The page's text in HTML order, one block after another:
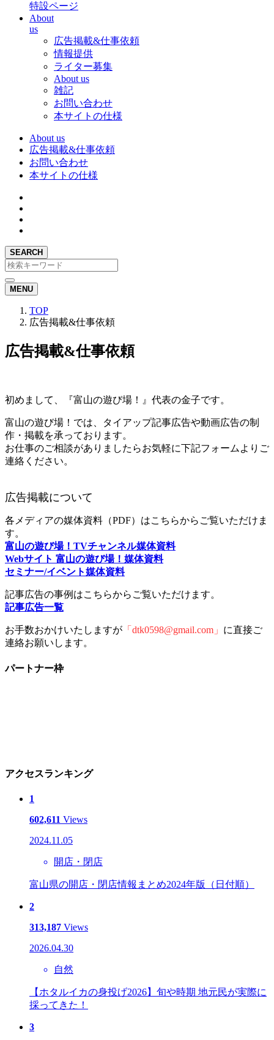
特設ページ
About
us
広告掲載&仕事依頼
情報提供
ライター募集
About us
雑記
お問い合わせ
本サイトの仕様
About us
広告掲載&仕事依頼
お問い合わせ
本サイトの仕様
SEARCH
MENU
TOP
広告掲載&仕事依頼
広告掲載&仕事依頼
初めまして、『富山の遊び場！』代表の金子です。
富山の遊び場！では、タイアップ記事広告や動画広告の制
作・掲載を承っております。
お仕事のご相談がありましたらお気軽に下記フォームよりご
連絡ください。
広告掲載について
各メディアの媒体資料（PDF）はこちらからご覧いただけま
す。
富山の遊び場！TVチャンネル媒体資料
Webサイト 富山の遊び場！媒体資料
セミナー/イベント媒体資料
記事広告の事例はこちらからご覧いただけます。
記事広告一覧
お手数おかけいたしますが 「dtk0598@gmail.com」 に直接ご
連絡お願いします。
パートナー枠
アクセスランキング
1
602,611 Views
2024.11.05
開店・閉店
富山県の開店・閉店情報まとめ2024年版（日付順）
2
313,187 Views
2026.04.30
自然
【ホタルイカの身投げ2026】旬や時期 地元民が実際に
採ってきた！
3